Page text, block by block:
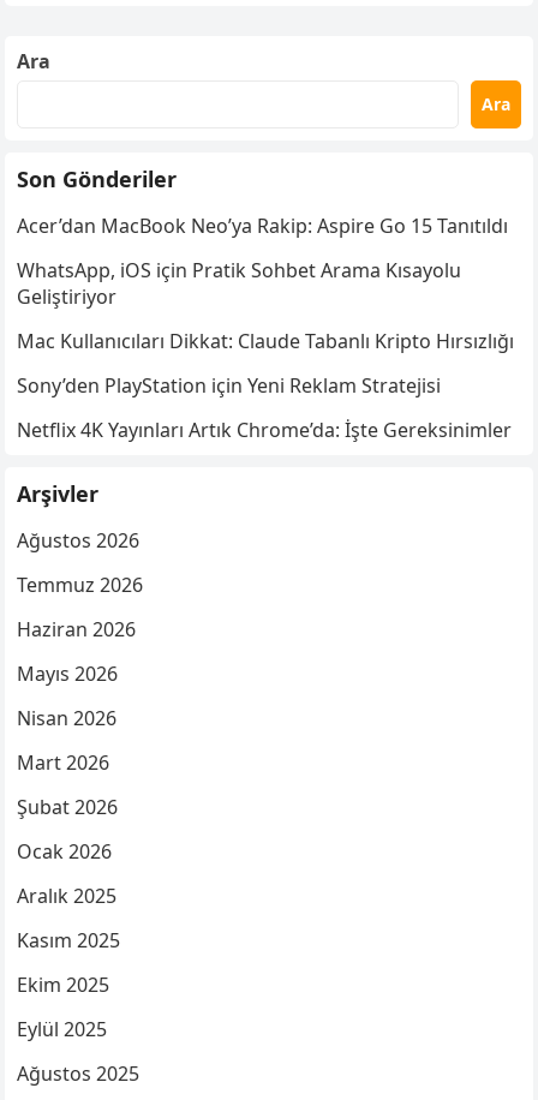
Ara
Ara
Son Gönderiler
Acer’dan MacBook Neo’ya Rakip: Aspire Go 15 Tanıtıldı
WhatsApp, iOS için Pratik Sohbet Arama Kısayolu
Geliştiriyor
Mac Kullanıcıları Dikkat: Claude Tabanlı Kripto Hırsızlığı
Sony’den PlayStation için Yeni Reklam Stratejisi
Netflix 4K Yayınları Artık Chrome’da: İşte Gereksinimler
Arşivler
Ağustos 2026
Temmuz 2026
Haziran 2026
Mayıs 2026
Nisan 2026
Mart 2026
Şubat 2026
Ocak 2026
Aralık 2025
Kasım 2025
Ekim 2025
Eylül 2025
Ağustos 2025